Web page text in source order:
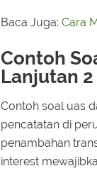
Baca Juga: Cara
Contoh
Lanjutan 2
Contoh soal uas
pencatatan di
penambahan
interest